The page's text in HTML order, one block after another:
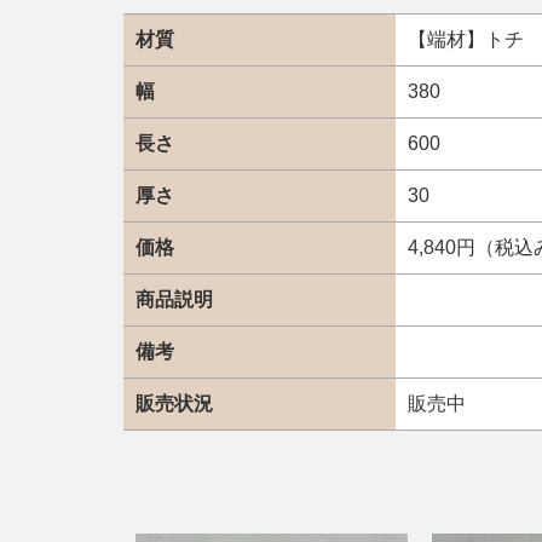
材質 【端材】トチ
幅 380
長さ 600
厚さ 30
価格 4,840円（税込
商品説明
備考
販売状況 販売中